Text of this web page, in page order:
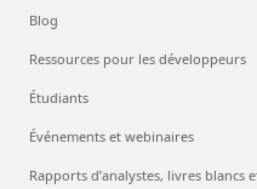
Blog
Ressources pour les développeurs
Étudiants
Événements et webinaires
Rapports d’analystes, livres blancs